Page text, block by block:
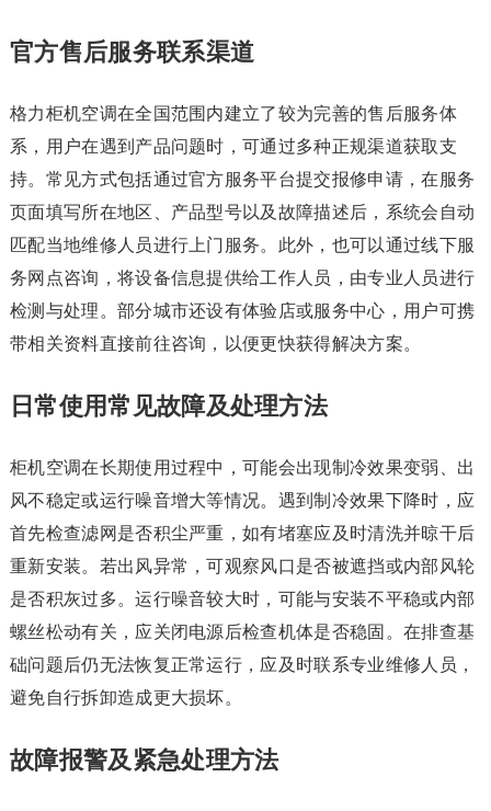
官方售后服务联系渠道
格力柜机空调在全国范围内建立了较为完善的售后服务体
系，用户在遇到产品问题时，可通过多种正规渠道获取支
持。常见方式包括通过官方服务平台提交报修申请，在服务
页面填写所在地区、产品型号以及故障描述后，系统会自动
匹配当地维修人员进行上门服务。此外，也可以通过线下服
务网点咨询，将设备信息提供给工作人员，由专业人员进行
检测与处理。部分城市还设有体验店或服务中心，用户可携
带相关资料直接前往咨询，以便更快获得解决方案。
日常使用常见故障及处理方法
柜机空调在长期使用过程中，可能会出现制冷效果变弱、出
风不稳定或运行噪音增大等情况。遇到制冷效果下降时，应
首先检查滤网是否积尘严重，如有堵塞应及时清洗并晾干后
重新安装。若出风异常，可观察风口是否被遮挡或内部风轮
是否积灰过多。运行噪音较大时，可能与安装不平稳或内部
螺丝松动有关，应关闭电源后检查机体是否稳固。在排查基
础问题后仍无法恢复正常运行，应及时联系专业维修人员，
避免自行拆卸造成更大损坏。
故障报警及紧急处理方法